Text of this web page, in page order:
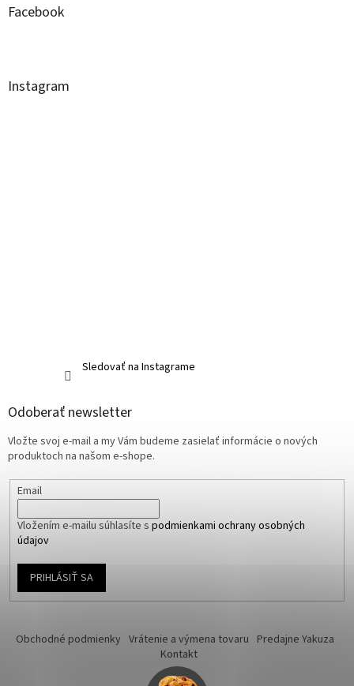
Facebook
Instagram
Sledovať na Instagrame
Odoberať newsletter
Vložte svoj e-mail a my Vám budeme zasielať informácie o nových
produktoch na našom e-shope.
Email
Vložením e-mailu súhlasíte s podmienkami ochrany osobných
údajov
PRIHLÁSIŤ SA
Obchodné podmienky Vrátenie a výmena tovaru Predajne Yakuza
Kontakt